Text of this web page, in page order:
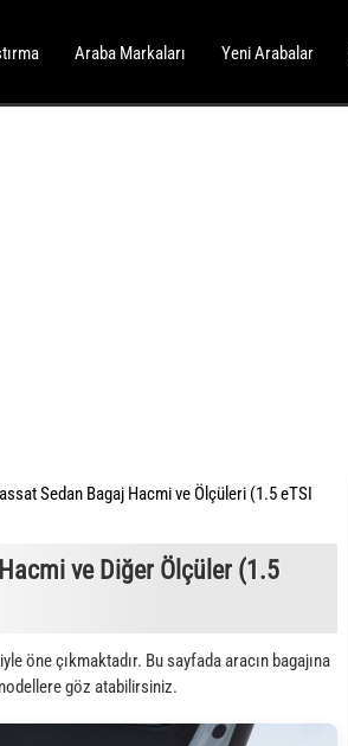
Araba Markaları Yeni Arabalar
Sedan Bagaj Hacmi ve Ölçüleri (1.5 eTSI
ve Diğer Ölçüler (1.5
öne çıkmaktadır. Bu sayfada aracın bagajına
göz atabilirsiniz.